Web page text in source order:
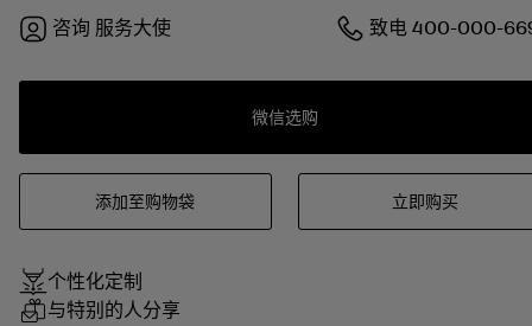
咨询 服务大使 致电400-000-
微信选购
添加至购物袋 立即购买
个性化定制
与特别的人分享